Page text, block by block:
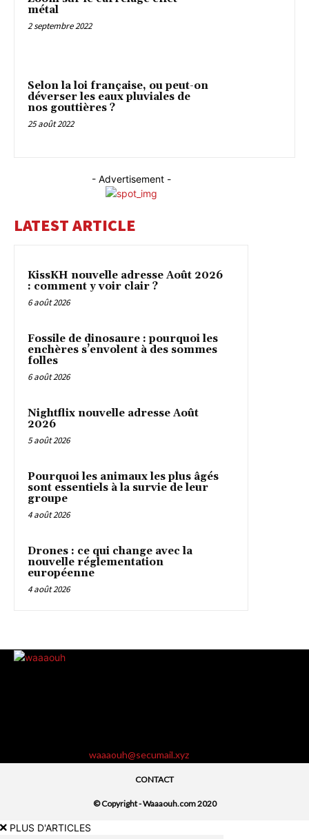
métal
2 septembre 2022
Selon la loi française, ou peut-on
déverser les eaux pluviales de
nos gouttières ?
25 août 2022
- Advertisement -
LATEST ARTICLE
KissKH nouvelle adresse Août 2026
: comment y voir clair ?
6 août 2026
Fossile de dinosaure : pourquoi les
enchères s’envolent à des sommes
folles
6 août 2026
Nightflix nouvelle adresse Août
2026
5 août 2026
Pourquoi les animaux les plus âgés
sont essentiels à la survie de leur
groupe
4 août 2026
Drones : ce qui change avec la
nouvelle réglementation
européenne
4 août 2026
waaaouh@secumail.xyz
CONTACT
© Copyright - Waaaouh.com 2020
PLUS D'ARTICLES